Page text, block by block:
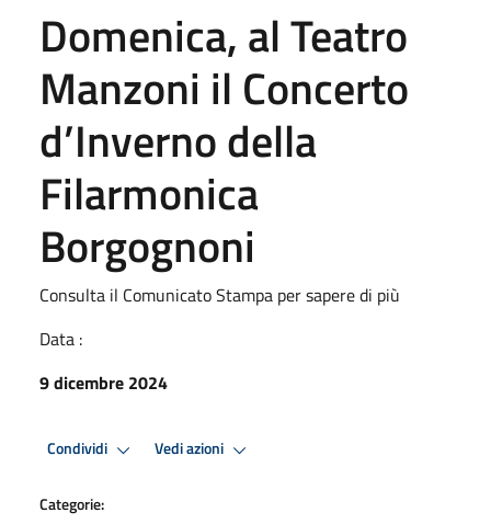
Domenica, al Teatro
Manzoni il Concerto
d’Inverno della
Filarmonica
Borgognoni
Consulta il Comunicato Stampa per sapere di più
Data :
9 dicembre 2024
Condividi Vedi azioni
Categorie: